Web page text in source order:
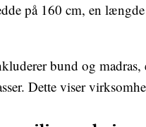
på 160 cm, en
bund og
Dette viser